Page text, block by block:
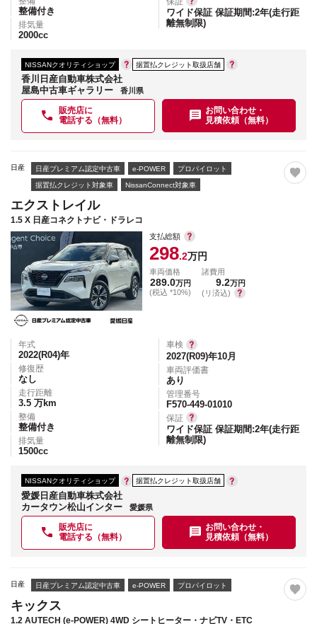
整備付き
排気量
2000cc
ワイド保証 保証期間:2年(走行距
離無制限)
NISSANクオリティショップ 据置払クレジット取扱店舗
香川日産自動車株式会社
屋島中古車ギャラリー
香川県
販売店に
電話する（無料）
お問い合わせ・
見積依頼（無料）
日産 日産プレミアム認定中古車 e-POWER プロパイロット
据置払クレジット対象車 NissanConnect対象車
エクストレイル
1.5 X 日産コネクトナビ・ドラレコ
支払総額
298.2万円
車両価格
289.0万円
(税込 *10%)
諸費用
9.2万円
(リ済込)
年式
2022(R04)年
修復歴
なし
走行距離
3.5 万km
整備
整備付き
排気量
1500cc
車検
2027(R09)年10月
車両評価書
あり
管理番号
F570-449-01010
保証
ワイド保証 保証期間:2年(走行距
離無制限)
NISSANクオリティショップ 据置払クレジット取扱店舗
愛媛日産自動車株式会社
カータウン松山インター
愛媛県
販売店に
電話する（無料）
お問い合わせ・
見積依頼（無料）
日産 日産プレミアム認定中古車 e-POWER プロパイロット
キックス
1.2 AUTECH (e-POWER) 4WD シートヒーター・ナビTV・ETC